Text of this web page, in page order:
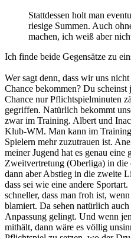
Stattdessen holt man
riesige Summen. Auch
machen, ich weiß aber
Ich finde beide Gegensätze zu
Wer sagt denn, dass wir uns
Chance bekommen? Du scheinst
Chance nur Pflichtspielminuten
gegriffen. Natürlich bekommt
zwar im Training. Albert und
Klub-WM. Man kann im Training
Spielern mehr zuzutrauen ist.
meiner Jugend hat es genau
Zweitvertretung (Oberliga) in die
dann aber Abstieg in die zweite
dass sei wie eine andere
schneller, dass man froh ist,
blamiert. Da sehen natürlich
Anpassung gelingt. Und wenn
mithält, dann wäre es völlig